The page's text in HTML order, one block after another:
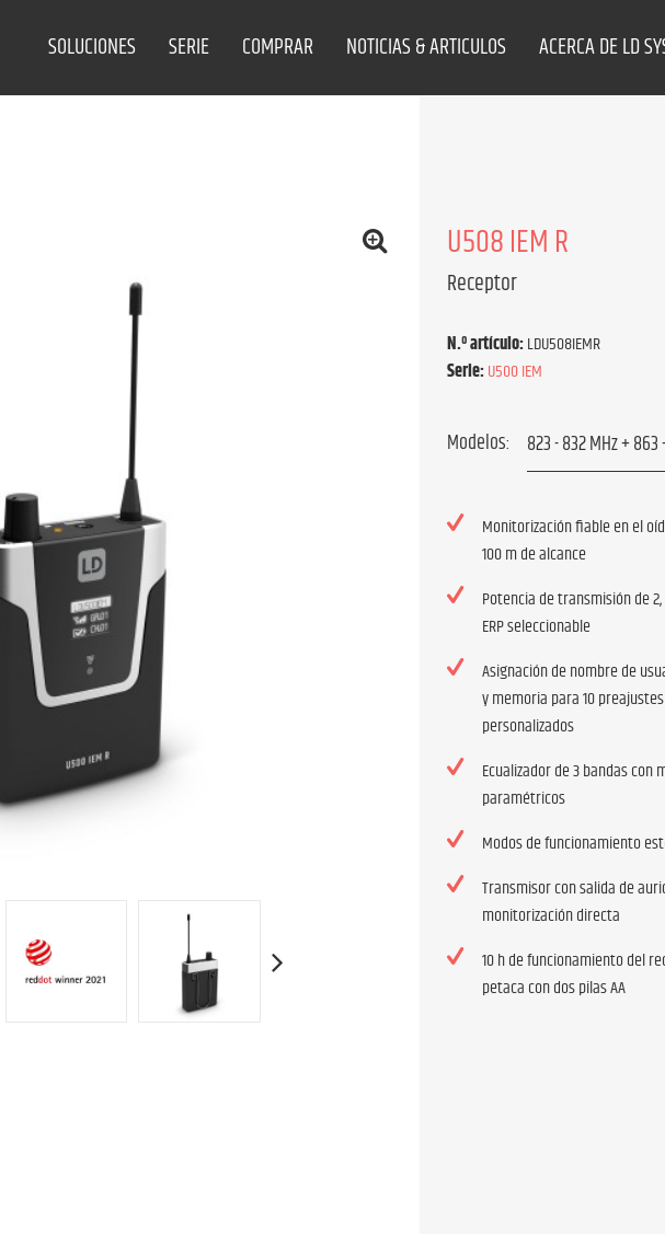
SOLUCIONES SERIE COMPRAR NOTICIAS & ARTICULOS ACERCA DE LD
U508 IEM R
Receptor
N.º artículo:LDU508IEMR
Serie:U500 IEM
Modelos:
Monitorización fiable en el
100 m de alcance
Potencia de transmisión de 2,
ERP seleccionable
Asignación de nombre de
y memoria para 10 preajustes
personalizados
Ecualizador de 3 bandas con
paramétricos
Modos de funcionamiento
Transmisor con salida de
monitorización directa
10 h de funcionamiento del
petaca con dos pilas AA